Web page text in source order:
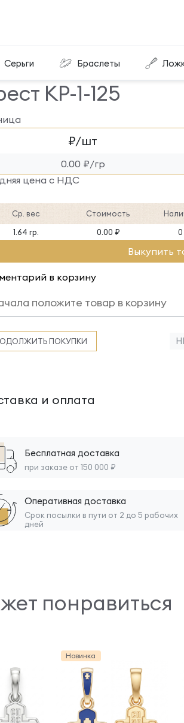
Серьги Браслеты
КР-1-125
₽/шт
0.00 ₽/гр
цена с НДС
Ср. вес Стоимость
1.64 гр.
0.00 ₽ 0
Выкупить
в корзину
ПОКУПКИ
и оплата
Бесплатная доставка
при заказе от 150 000 ₽
Оперативная доставка
Срок посылки в пути от 2 до 5 рабочих
дней
понравиться
Новинка